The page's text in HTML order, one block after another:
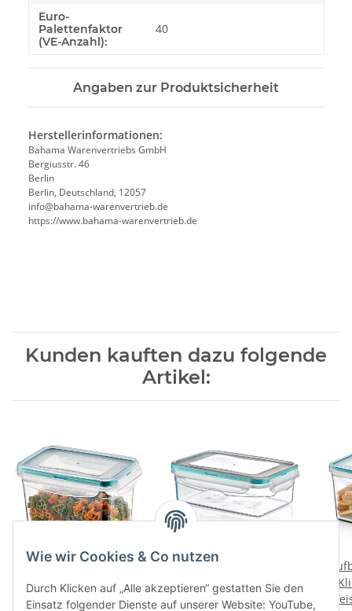
Wie wir Cookies & Co nutzen
Durch Klicken auf „Alle akzeptieren“ gestatten Sie den
Einsatz folgender Dienste auf unserer Website: YouTube,
Euro-
Palettenfaktor
(VE-Anzahl):
40
Angaben zur Produktsicherheit
Herstellerinformationen:
Bahama Warenvertriebs GmbH
Bergiusstr. 46
Berlin
Berlin, Deutschland, 12057
ed.beirtrevneraw-amahab@ofni
https://www.bahama-warenvertrieb.de
Kunden kauften dazu folgende
Artikel:
Aufbewahrungsbox mit
Klick-Verschluss (700 ml)
- PREMIUM - (02 1467)
Preise nach Anmeldung
Aufbewahrungsbox mit
Klick-Verschluss (400ml)
- PREMIUM - (02 1464)
Preise nach Anmeldung